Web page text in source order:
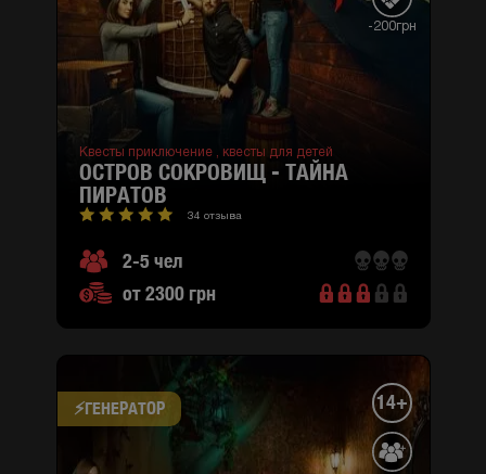
-200грн
Квесты приключение , квесты для детей
ОСТРОВ СОКРОВИЩ - ТАЙНА
ПИРАТОВ
34 отзыва
2-5 чел
от 2300 грн
⚡​ГЕНЕРАТОР 14+